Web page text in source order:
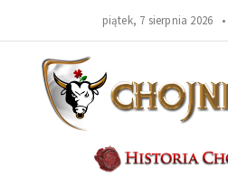
piątek, 7 sierpnia 2026 •